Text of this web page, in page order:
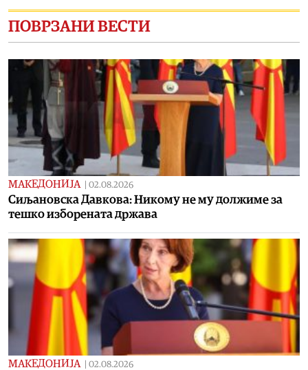
ПОВРЗАНИ ВЕСТИ
МАКЕДОНИЈА 02.08.2026
Сиљановска Давкова: Никому не му должиме за
тешко изборената држава
МАКЕДОНИЈА 02.08.2026